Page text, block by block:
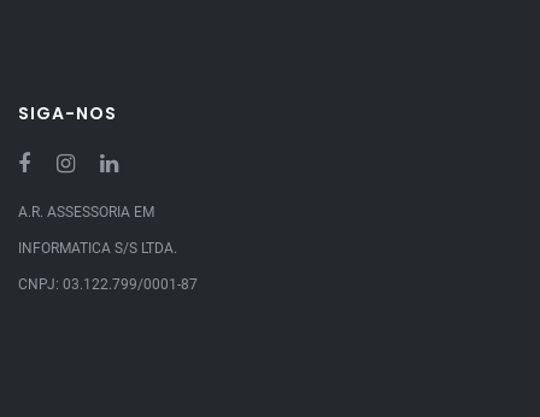
SIGA-NOS
A.R. ASSESSORIA EM
INFORMATICA S/S LTDA.
CNPJ: 03.122.799/0001-87